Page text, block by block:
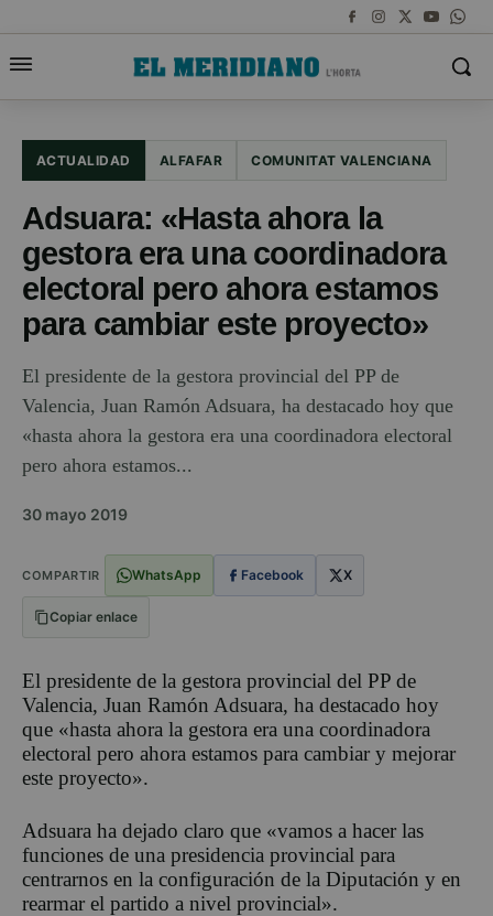
ACTUALIDAD ALFAFAR COMUNITAT VALENCIANA
Adsuara: «Hasta ahora la
gestora era una coordinadora
electoral pero ahora estamos
para cambiar este proyecto»
El presidente de la gestora provincial del PP de
Valencia, Juan Ramón Adsuara, ha destacado hoy que
«hasta ahora la gestora era una coordinadora electoral
pero ahora estamos...
30 mayo 2019
COMPARTIR WhatsApp Facebook X
Copiar enlace
El presidente de la gestora provincial del PP de
Valencia, Juan Ramón Adsuara, ha destacado hoy
que «hasta ahora la gestora era una coordinadora
electoral pero ahora estamos para cambiar y mejorar
este proyecto».
Adsuara ha dejado claro que «vamos a hacer las
funciones de una presidencia provincial para
centrarnos en la configuración de la Diputación y en
rearmar el partido a nivel provincial».